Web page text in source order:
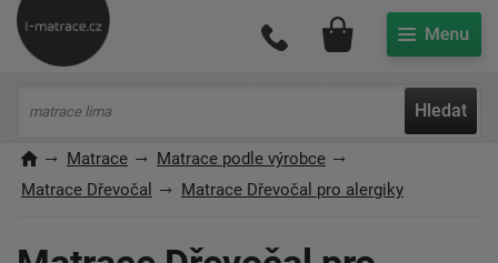
Hledat
Můj účet
Matrace
Matrace podle výrobce
Matrace Dřevočal
Matrace Dřevočal pro alergiky